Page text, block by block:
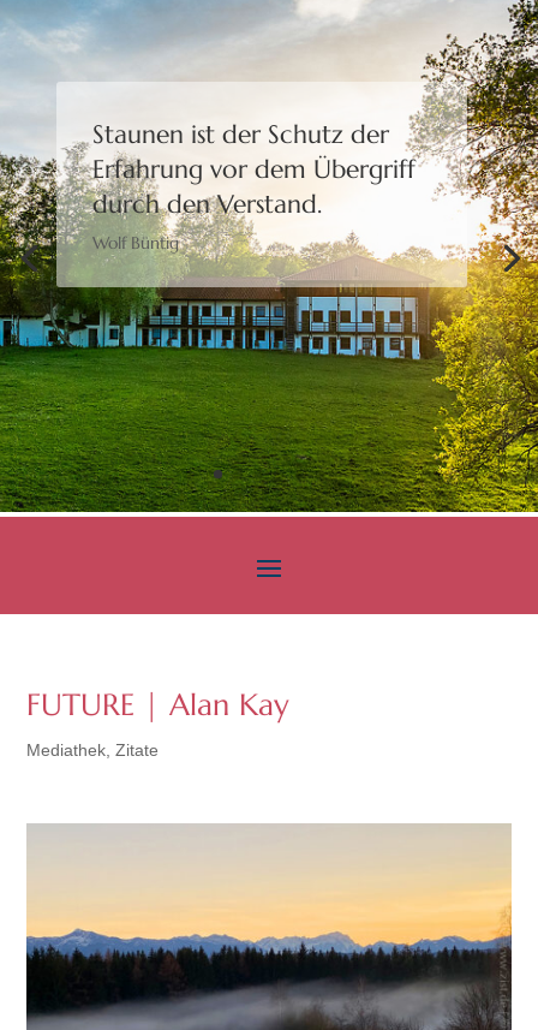
Staunen ist der Schutz der
Erfahrung vor dem Übergriff
durch den Verstand.
Wolf Büntig
FUTURE | Alan Kay
Mediathek ,Zitate